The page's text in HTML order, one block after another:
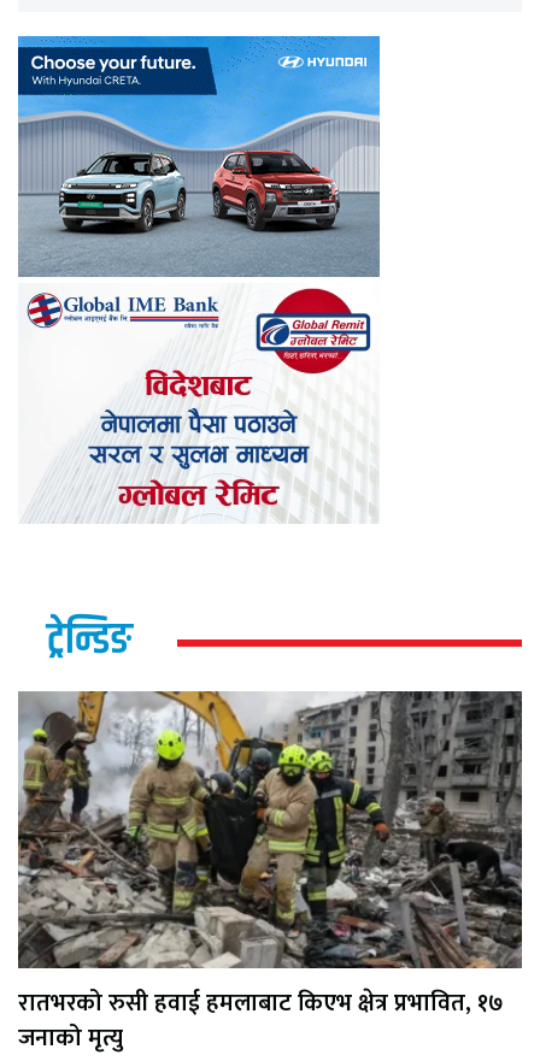
ट्रेन्डिङ
रातभरको रुसी हवाई हमलाबाट किएभ क्षेत्र प्रभावित, १७
जनाको मृत्यु